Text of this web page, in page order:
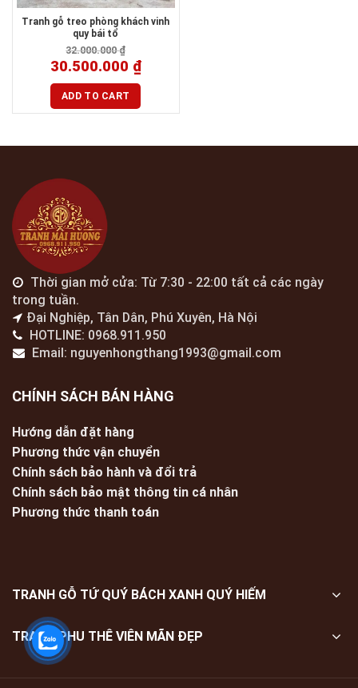
Tranh gỗ treo phòng khách vinh
quy bái tổ
32.000.000₫
30.500.000 ₫
ADD TO CART
Thời gian mở cửa: Từ 7:30 - 22:00 tất cả các ngày
trong tuần.
Đại Nghiệp, Tân Dân, Phú Xuyên, Hà Nội
HOTLINE: 0968.911.950
Email: nguyenhongthang1993@gmail.com
CHÍNH SÁCH BÁN HÀNG
Hướng dẫn đặt hàng
Phương thức vận chuyển
Chính sách bảo hành và đổi trả
Chính sách bảo mật thông tin cá nhân
Phương thức thanh toán
TRANH GỖ TỨ QUÝ BÁCH XANH QUÝ HIẾM
TRANH PHU THÊ VIÊN MÃN ĐẸP